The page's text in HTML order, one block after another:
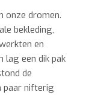
onze dromen.
bekleding,
en
lag een dik pak
de
paar nifterig